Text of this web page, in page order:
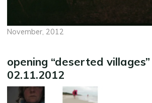
November, 2012
opening “deserted
02.11.2012